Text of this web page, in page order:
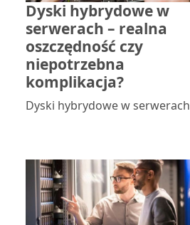
Dyski hybrydowe w
serwerach – realna
oszczędność czy
niepotrzebna
komplikacja?
Dyski hybrydowe w serwerach